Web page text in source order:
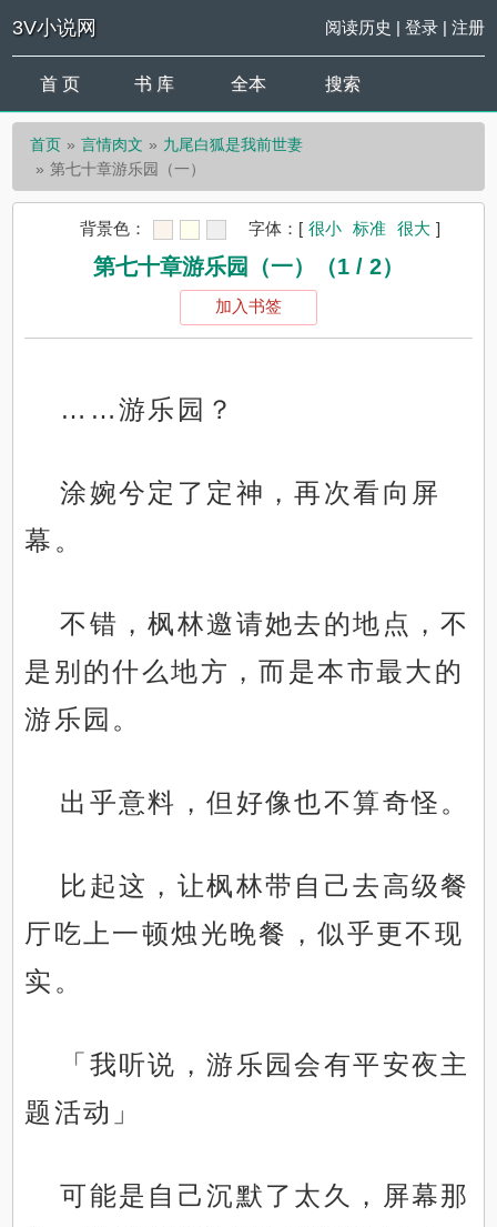
3V小说网 阅读历史 | 登录| 注册
首 页 书 库 全本 搜索
首页 言情肉文
九尾白狐是我前世妻
第七十章游乐园（一）
背景色： 字体： [ 很小 标准 很大 ]
第七十章游乐园（一）（1 / 2）
加入书签
……游乐园？
涂婉兮定了定神，再次看向屏
幕。
不错，枫林邀请她去的地点，不
是别的什么地方，而是本市最大的
游乐园。
出乎意料，但好像也不算奇怪。
比起这，让枫林带自己去高级餐
厅吃上一顿烛光晚餐，似乎更不现
实。
「我听说，游乐园会有平安夜主
题活动」
可能是自己沉默了太久，屏幕那